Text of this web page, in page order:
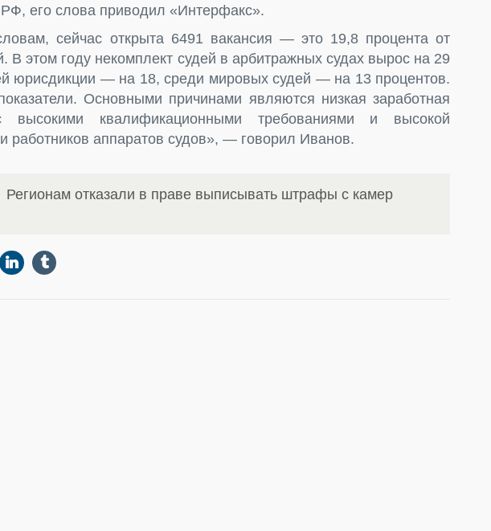
его слова приводил «Интерфакс».
сейчас открыта 6491 вакансия — это 19,8 процента от
В этом году некомплект судей в арбитражных судах вырос на 29
юрисдикции — на 18, среди мировых судей — на 13 процентов.
Основными причинами являются низкая заработная
квалификационными требованиями и высокой
работников аппаратов судов», — говорил Иванов.
Регионам отказали в праве выписывать штрафы с камер